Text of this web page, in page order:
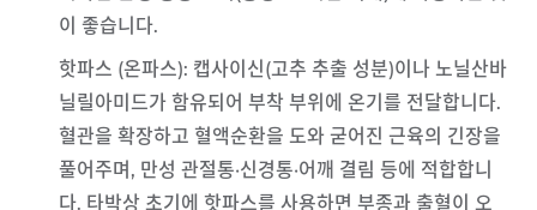
이 좋습니다.
핫파스 (온파스): 캡사이신(고추 추출 성분)이나 노닐산바
닐릴아미드가 함유되어 부착 부위에 온기를 전달합니다.
혈관을 확장하고 혈액순환을 도와 굳어진 근육의 긴장을
풀어주며, 만성 관절통·신경통·어깨 결림 등에 적합합니
다. 타박상 초기에 핫파스를 사용하면 부종과 출혈이 오